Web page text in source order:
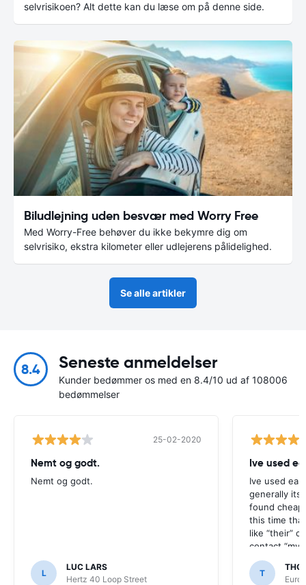
selvrisikoen? Alt dette kan du læse om på denne side.
Biludlejning uden besvær med Worry Free
Med Worry-Free behøver du ikke bekymre dig om
selvrisiko, ekstra kilometer eller udlejerens pålidelighed.
Se alle artikler
8.4 Seneste anmeldelser
Kunder bedømmer os med en 8.4/10 ud af 108006
bedømmelser
25-02-2020
Nemt og godt.
Nemt og godt.
L
LUC LARS
Hertz 40 Loop Street
Ive used
Ive used
generally its
found cheap
this time
like “their”
contact “my
werent
T